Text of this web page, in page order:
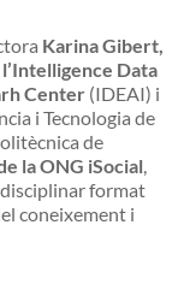
Karina Gibert,
Data
Center (IDEAI) i
i Tecnologia de
de
la ONG iSocial,
format
coneixement i